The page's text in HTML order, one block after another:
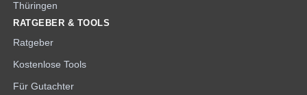
Thüringen
RATGEBER & TOOLS
Ratgeber
Kostenlose Tools
Für Gutachter